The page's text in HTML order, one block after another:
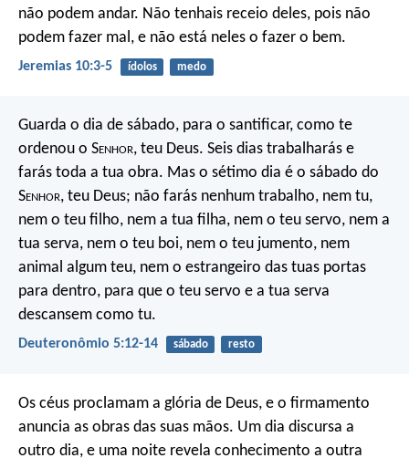
não podem andar. Não tenhais receio deles, pois não
podem fazer mal, e não está neles o fazer o bem.
Jeremias 10:3-5 ídolos medo
Guarda o dia de sábado, para o santificar, como te
ordenou o Senhor, teu Deus. Seis dias trabalharás e
farás toda a tua obra. Mas o sétimo dia é o sábado do
Senhor, teu Deus; não farás nenhum trabalho, nem tu,
nem o teu filho, nem a tua filha, nem o teu servo, nem a
tua serva, nem o teu boi, nem o teu jumento, nem
animal algum teu, nem o estrangeiro das tuas portas
para dentro, para que o teu servo e a tua serva
descansem como tu.
Deuteronômio 5:12-14 sábado resto
Os céus proclamam a glória de Deus, e o firmamento
anuncia as obras das suas mãos. Um dia discursa a
outro dia, e uma noite revela conhecimento a outra